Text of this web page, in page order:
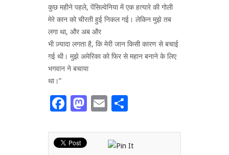
कुछ महीने पहले, पेंसिल्वेनिया में एक हत्यारे की गोली
मेरे कान को चीरती हुई निकल गई। लेकिन मुझे तब
लगा था, और अब और
भी ज़्यादा लगता है, कि मेरी जान किसी कारण से बचाई
गई थी। मुझे अमेरिका को फिर से महान बनाने के लिए
भगवान ने बचाया
था।”
Facebook
Mastodon
Email